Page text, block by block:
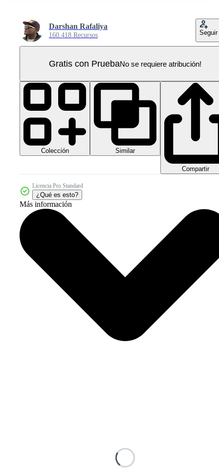
Darshan Rafaliya
160.418 Recursos Seguir
Gratis con PruebaNo se requiere atribución!
Colección Similar
Compartir
Licencia Pro Standard
¿Qué es esto?
Más información